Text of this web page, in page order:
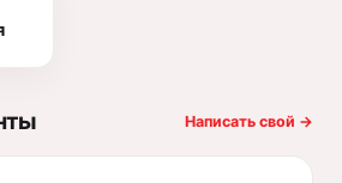
Написать свой →